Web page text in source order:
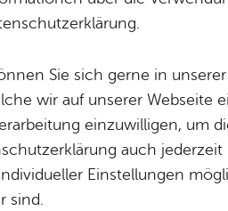
zu externen Servern
zu personalisieren und
.
Sie sich gerne in
wir auf unserer Webseite
einzuwilligen, um
auch
Einstellungen
sind.